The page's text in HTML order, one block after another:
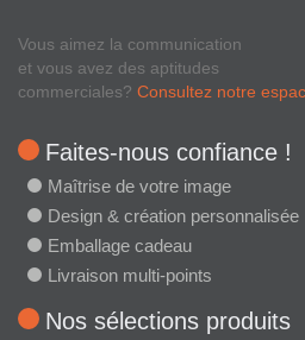
Vous aimez la communication
et vous avez des aptitudes
commerciales? Consultez notre
Faites-nous confiance !
Maîtrise de votre image
Design & création personnalisée
Emballage cadeau
Livraison multi-points
Nos sélections produits